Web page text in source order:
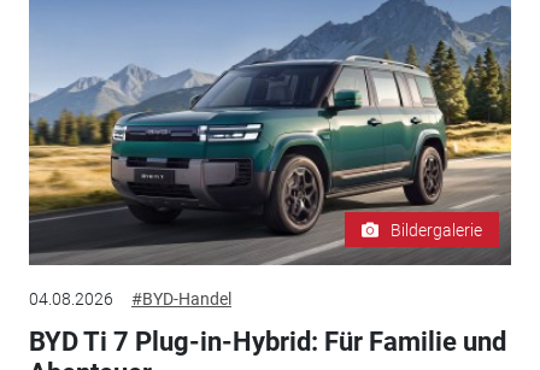
Bildergalerie
04.08.2026 #BYD-Handel
BYD Ti 7 Plug-in-Hybrid: Für Familie und